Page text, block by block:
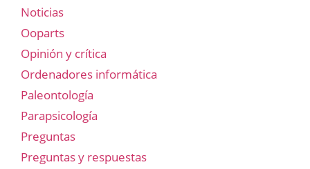
Noticias
Ooparts
Opinión y crítica
Ordenadores informática
Paleontología
Parapsicología
Preguntas
Preguntas y respuestas